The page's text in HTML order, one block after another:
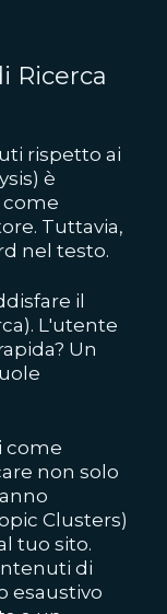
Ricerca
rispetto ai
è
come
Tuttavia,
nel testo.
il
L'utente
Un
come
non solo
Clusters)
tuo sito.
di
esaustivo